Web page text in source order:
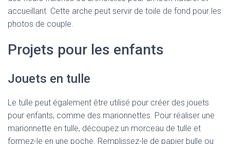
accueillant. Cette arche peut servir de toile de fond pour les
photos de couple.
Projets pour les enfants
Jouets en tulle
Le tulle peut également être utilisé pour créer des jouets
pour enfants, comme des marionnettes. Pour réaliser une
marionnette en tulle, découpez un morceau de tulle et
formez-le en une poche. Remplissez-le de papier bulle ou